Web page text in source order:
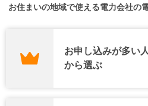
お住まいの地域で使える電力会社の
お申し込みが多い
から選ぶ